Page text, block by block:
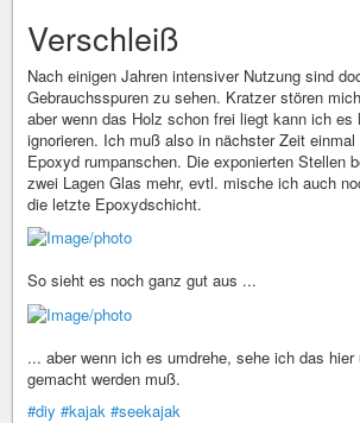
Verschleiß
Nach einigen Jahren intensiver Nutzung sind
Gebrauchsspuren zu sehen. Kratzer stören
aber wenn das Holz schon frei liegt kann ich es
ignorieren. Ich muß also in nächster Zeit
Epoxyd rumpanschen. Die exponierten Stellen
zwei Lagen Glas mehr, evtl. mische ich auch
die letzte Epoxydschicht.
So sieht es noch ganz gut aus ...
... aber wenn ich es umdrehe, sehe ich das hier
gemacht werden muß.
#diy #kajak #seekajak